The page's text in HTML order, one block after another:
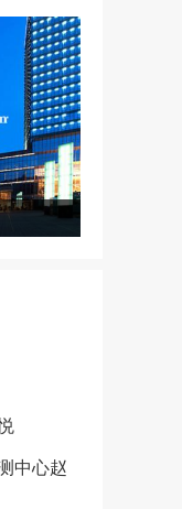
追求和
司拥有一
的团队，
深刻理
和技术革
领域独树
众多产
独特的
出。这
纺织决
。通过
轻松了
丽的江
纺织行业
于1997
验和深厚
产灯芯
公司拥有
括多臂
芯绒的
、烧毛
纺织产
销往美
、加拿
国家和
中心赵